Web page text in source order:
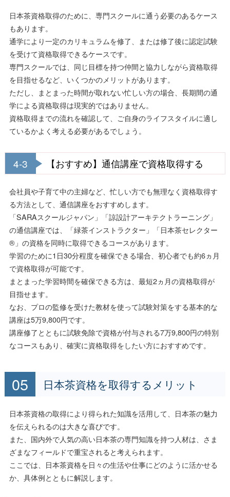
日本茶資格取得のために、専門スクールに通う必要のあるケース
もあります。
通学により一定のカリキュラムを修了、または修了後に認定試験
を受けて資格取得できるケースです。
専門スクールでは、同じ目標を持つ仲間と協力しながら資格取得
を目指せるなど、いくつかのメリットがあります。
ただし、まとまった時間が取れない忙しい方の場合、長期間の通
学による資格取得は現実的ではありません。
資格取得までの流れを確認して、ご自身のライフスタイルに適し
ているかよく考える必要があるでしょう。
4-3 【おすすめ】通信講座で資格取得する
会社員や子育て中の主婦など、忙しい方でも無理なく資格取得す
る方法として、通信講座をおすすめします。
「SARAスクールジャパン」「諒設計アーキテクトラーニング」
の通信講座では、「緑茶インストラクター」「日本茶セレクター
®」の資格を同時に取得できるコースがあります。
学習のために1日30分程度を確保できる場合、初心者でも約6ヵ月
で資格取得が可能です。
まとまった学習時間を確保できる方は、最短2ヵ月の資格取得が
目指せます。
なお、プロの監修を受けた教材を使って試験対策をする基本的な
講座は5万9,800円です。
講座修了とともに試験免除で資格が付与される7万9,800円の特別
なコースもあり、確実に資格取得をしたい方におすすめです。
日本茶資格を取得するメリット
日本茶資格の取得により得られた知識を活用して、日本茶の魅力
を伝えられるのは大きな喜びです。
また、国内外で人気の高い日本茶の専門知識を持つ人材は、さま
ざまなフィールドで重宝されると考えられます。
ここでは、日本茶資格を日々の生活や仕事にどのように活かせる
か、具体例とともに解説します。